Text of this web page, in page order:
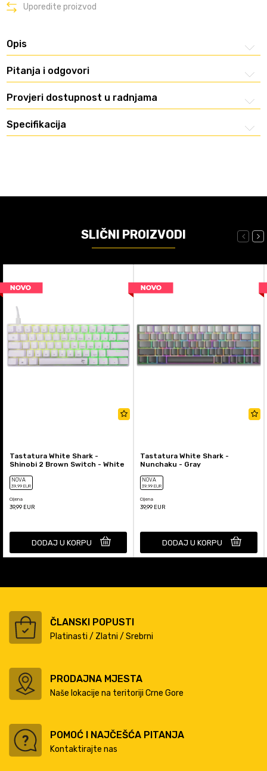
Uporedite proizvod
Opis
Pitanja i odgovori
Provjeri dostupnost u radnjama
Specifikacija
SLIČNI PROIZVODI
Tastatura White Shark -
Shinobi 2 Brown Switch - White
NOVA
39,99 EUR
Cijena
39,99 EUR
DODAJ U KORPU
Tastatura White Shark -
Nunchaku - Gray
NOVA
39,99 EUR
Cijena
39,99 EUR
DODAJ U KORPU
ČLANSKI POPUSTI
Platinasti / Zlatni / Srebrni
PRODAJNA MJESTA
Naše lokacije na teritoriji Crne Gore
POMOĆ I NAJČEŠĆA PITANJA
Kontaktirajte nas